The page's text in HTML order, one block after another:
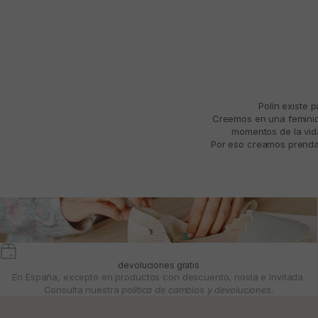
Polín existe
Creemos en una
momentos de la
Por eso creamos
devoluciones gratis
En España, excepto en productos con descuento, novia e Invitada.
Consulta nuestra política de cambios y devoluciones.